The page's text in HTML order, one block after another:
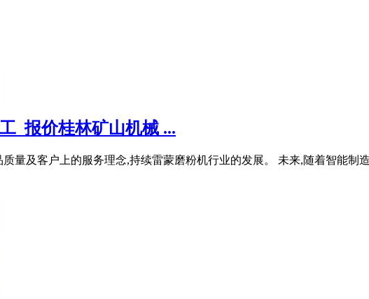
_报价桂林矿山机械 ...
量及客户上的服务理念,持续雷蒙磨粉机行业的发展。 未来,随着智能制